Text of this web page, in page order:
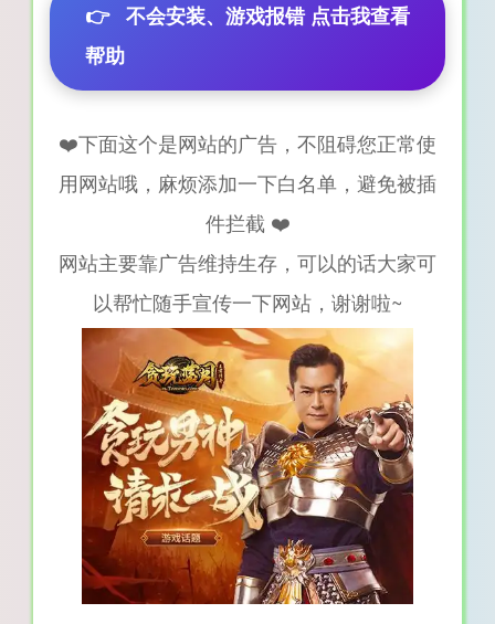
👉 不会安装、游戏报错 点击我查看
帮助
❤️下面这个是网站的广告，不阻碍您正常使
用网站哦，麻烦添加一下白名单，避免被插
件拦截 ❤️
网站主要靠广告维持生存，可以的话大家可
以帮忙随手宣传一下网站，谢谢啦~